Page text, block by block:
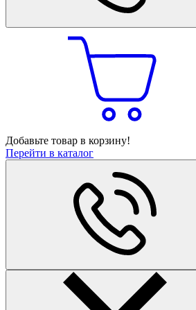
Добавьте товар в корзину!
Перейти в каталог